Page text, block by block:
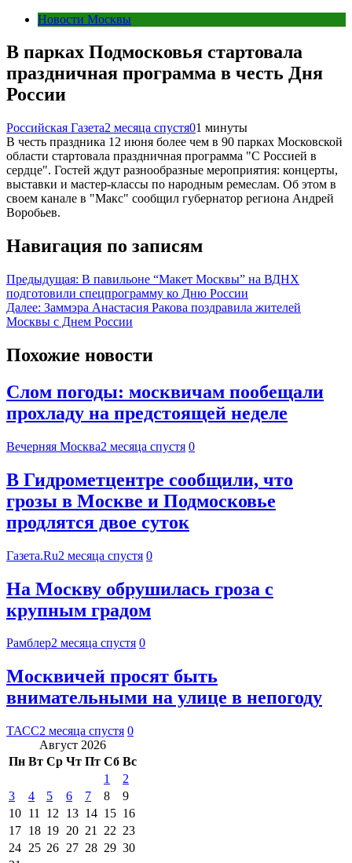
Новости Москвы
В парках Подмосковья стартовала
праздничная программа в честь Дня
России
Российская Газета2 месяца спустя01 минуты
В честь праздника 12 июня более чем в 90 парках Московской
области стартовала праздничная программа "С Россией в
сердце". Гостей ждут разнообразные мероприятия: концерты,
выставки и мастер‑классы по народным ремеслам. Об этом в
своем канале в "Макс" сообщил губернатор региона Андрей
Воробьев.
Навигация по записям
Предыдущая: В павильоне “Макет Москвы” на ВДНХ
подготовили спецпрограмму ко Дню России
Далее: Заммэра Анастасия Ракова поздравила жителей
Москвы с Днем России
Похожие новости
Слом погоды: москвичам пообещали
прохладу на предстоящей неделе
Вечерняя Москва2 месяца спустя 0
В Гидрометцентре сообщили, что
грозы в Москве и Подмосковье
продлятся двое суток
Газета.Ru2 месяца спустя 0
На Москву обрушилась гроза с
крупным градом
Рамблер2 месяца спустя 0
Москвичей просят быть
внимательными на улице в непогоду
ТАСС2 месяца спустя 0
Август 2026
Пн Вт Ср Чт Пт Сб Вс
1
2
3
4 5 6 7 8
9
10 11 12 13 14 15 16
17 18 19 20 21 22 23
24 25 26 27 28 29 30